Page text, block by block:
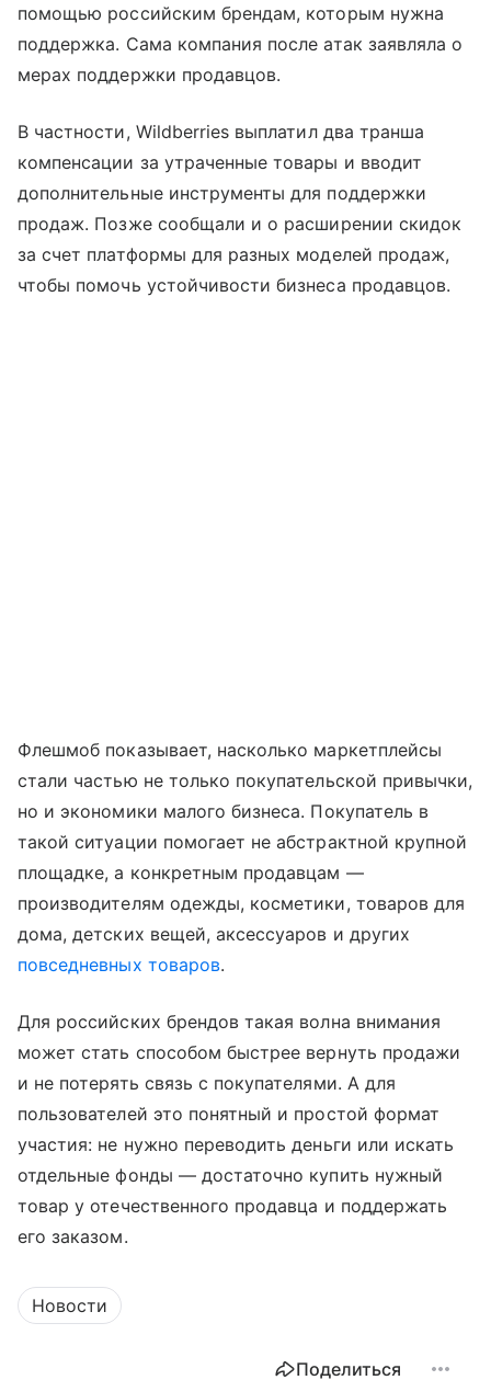
помощью российским брендам, которым нужна
поддержка. Сама компания после атак заявляла о
мерах поддержки продавцов.
В частности, Wildberries выплатил два транша
компенсации за утраченные товары и вводит
дополнительные инструменты для поддержки
продаж. Позже сообщали и о расширении скидок
за счет платформы для разных моделей продаж,
чтобы помочь устойчивости бизнеса продавцов.
Флешмоб показывает, насколько маркетплейсы
стали частью не только покупательской привычки,
но и экономики малого бизнеса. Покупатель в
такой ситуации помогает не абстрактной крупной
площадке, а конкретным продавцам —
производителям одежды, косметики, товаров для
дома, детских вещей, аксессуаров и других
повседневных товаров.
Для российских брендов такая волна внимания
может стать способом быстрее вернуть продажи
и не потерять связь с покупателями. А для
пользователей это понятный и простой формат
участия: не нужно переводить деньги или искать
отдельные фонды — достаточно купить нужный
товар у отечественного продавца и поддержать
его заказом.
Новости
Поделиться